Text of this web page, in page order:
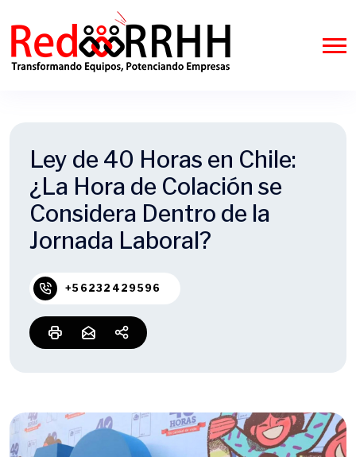
Ley de 40 Horas en Chile:
¿La Hora de Colación se
Considera Dentro de la
Jornada Laboral?
+56232429596